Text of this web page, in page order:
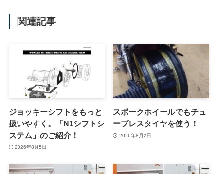
関連記事
ジョッキーシフトをもっと
扱いやすく。「N1シフトシ
ステム」のご紹介！
2026年8月5日
スポークホイールでもチュ
ーブレスタイヤを使う！
2026年8月2日